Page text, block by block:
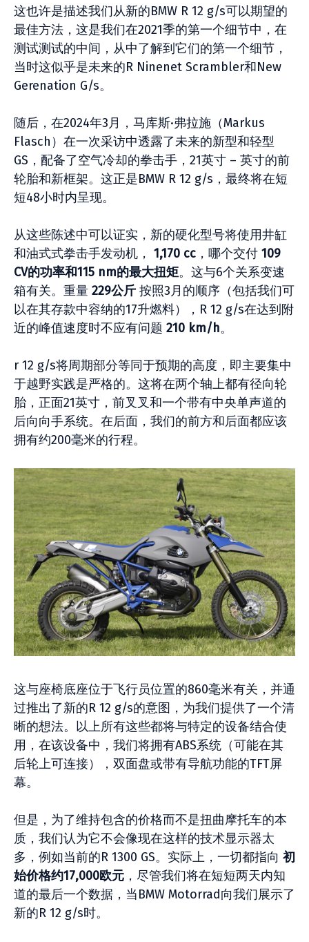
这也许是描述我们从新的BMW R 12 g/s可以期望的
最佳方法，这是我们在2021季的第一个细节中，在
测试测试的中间，从中了解到它们的第一个细节，
当时这似乎是未来的R Ninenet Scrambler和New
Gerenation G/s。
随后，在2024年3月，马库斯·弗拉施（Markus
Flasch）在一次采访中透露了未来的新型和轻型
GS，配备了空气冷却的拳击手，21英寸 – 英寸的前
轮胎和新框架。这正是BMW R 12 g/s，最终将在短
短48小时内呈现。
从这些陈述中可以证实，新的硬化型号将使用井缸
和油式式拳击手发动机， 1,170 cc ，哪个交付 109
CV的功率和115 nm的最大扭矩。这与6个关系变速
箱有关。重量 229公斤 按照3月的顺序（包括我们可
以在其存款中容纳的17升燃料），R 12 g/s在达到附
近的峰值速度时不应有问题 210 km/h。
r 12 g/s将周期部分等同于预期的高度，即主要集中
于越野实践是严格的。这将在两个轴上都有径向轮
胎，正面21英寸，前叉叉和一个带有中央单声道的
后向向手系统。在后面，我们的前方和后面都应该
拥有约200毫米的行程。
这与座椅底座位于飞行员位置的860毫米有关，并通
过推出了新的R 12 g/s的意图，为我们提供了一个清
晰的想法。以上所有这些都将与特定的设备结合使
用，在该设备中，我们将拥有ABS系统（可能在其
后轮上可连接），双面盘或带有导航功能的TFT屏
幕。
但是，为了维持包含的价格而不是扭曲摩托车的本
质，我们认为它不会像现在这样的技术显示器太
多，例如当前的R 1300 GS。实际上，一切都指向 初
始价格约17,000欧元 ，尽管我们将在短短两天内知
道的最后一个数据，当BMW Motorrad向我们展示了
新的R 12 g/s时。